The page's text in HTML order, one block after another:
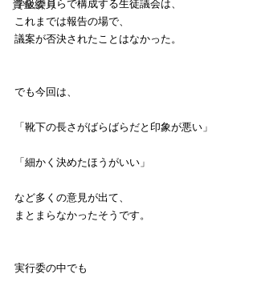
資金繰り
学級委員らで構成する生徒議会は、
これまでは報告の場で、
議案が否決されたことはなかった。
でも今回は、
「靴下の長さがばらばらだと印象が悪い」
「細かく決めたほうがいい」
など多くの意見が出て、
まとまらなかったそうです。
実行委の中でも